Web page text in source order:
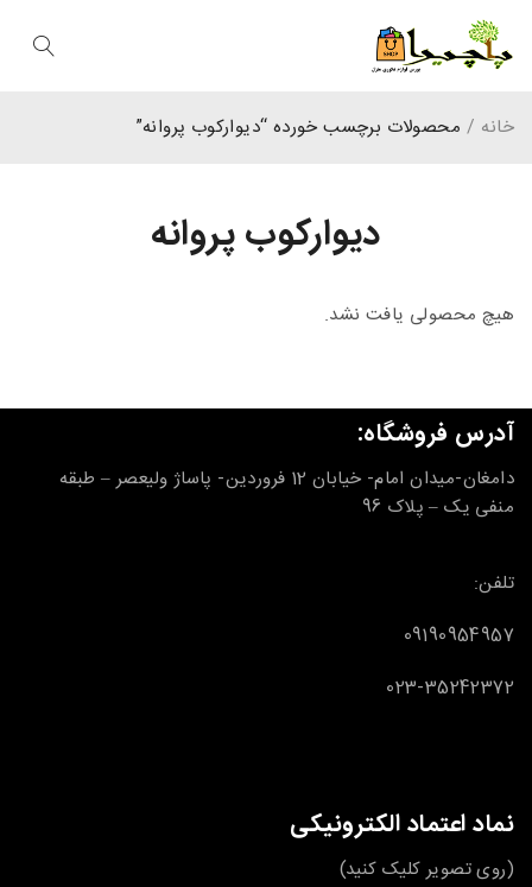
دیوارکوب پروانه
خانه / محصولات برچسب خورده “دیوارکوب پروانه”
هیچ محصولی یافت نشد.
آدرس فروشگاه:
دامغان-میدان امام- خیابان 12 فروردین- پاساژ ولیعصر – طبقه
منفی یک – پلاک 96
تلفن:
09190954957
023-35242372
نماد اعتماد الکترونیکی
(روی تصویر کلیک کنید)